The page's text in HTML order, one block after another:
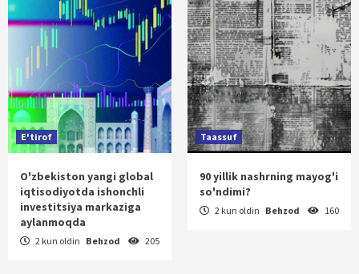
E'tirof
O'zbekiston yangi global
iqtisodiyotda ishonchli
investitsiya markaziga
aylanmoqda
2 kun oldin Behzod 205
Taassuf
90 yillik nashrning mayog'i
so'ndimi?
2 kun oldin Behzod 160